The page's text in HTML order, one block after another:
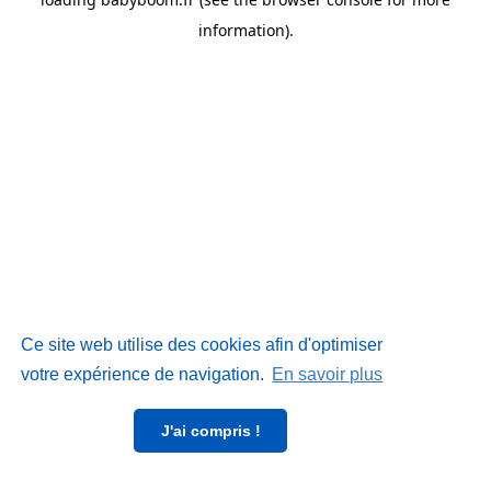
Ce site web utilise des cookies afin d'optimiser
votre expérience de navigation. En savoir plus
J'ai compris !
information).